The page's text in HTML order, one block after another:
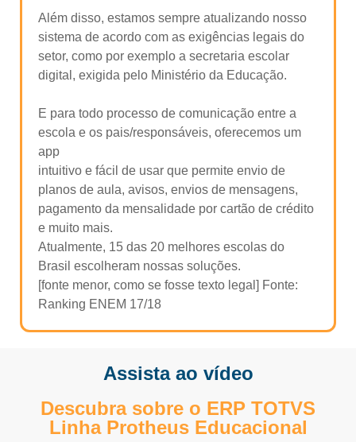
Além disso, estamos sempre atualizando nosso
sistema de acordo com as exigências legais do
setor, como por exemplo a secretaria escolar
digital, exigida pelo Ministério da Educação.
E para todo processo de comunicação entre a
escola e os pais/responsáveis, oferecemos um
app
intuitivo e fácil de usar que permite envio de
planos de aula, avisos, envios de mensagens,
pagamento da mensalidade por cartão de crédito
e muito mais.
Atualmente, 15 das 20 melhores escolas do
Brasil escolheram nossas soluções.
[fonte menor, como se fosse texto legal] Fonte:
Ranking ENEM 17/18
Assista ao vídeo
Descubra sobre o ERP TOTVS
Linha Protheus Educacional